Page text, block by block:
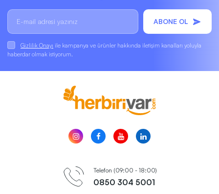
ABONE OL
Gizlilik Onayı ile kampanya ve ürünler hakkında iletişim kanalları yoluyla
haberdar olmak istiyorum.
Telefon (09:00 - 18:00)
0850 304 5001